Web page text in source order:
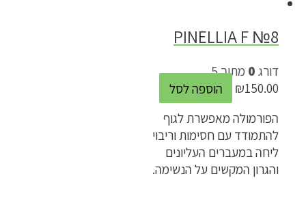
PINELLIA F №8
דורג 0 מתוך 5
₪150.00
הוספה לסל
הפורמולה מאפשרת לגוף
להתמודד עם חסימות וריבוי
ליחה במעברים העליונים
והגרון המקשים על הנשימה.